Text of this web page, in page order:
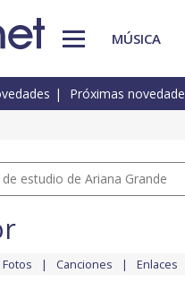
MÚSICA
Próximas
estudio de Ariana Grande
Fotos Canciones Enlaces